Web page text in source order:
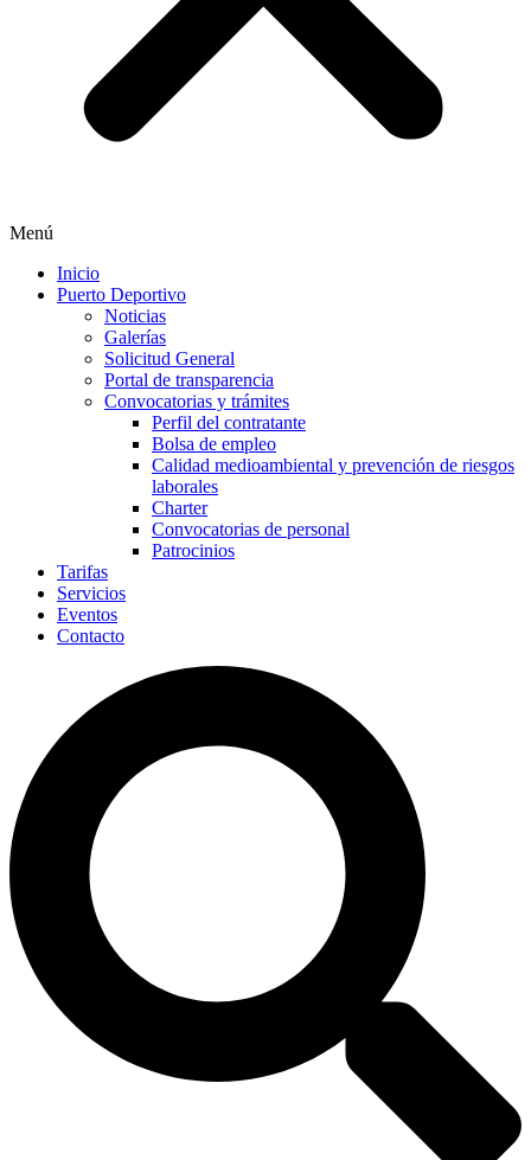
Menú
Inicio
Puerto Deportivo
Noticias
Galerías
Solicitud General
Portal de transparencia
Convocatorias y trámites
Perfil del contratante
Bolsa de empleo
Calidad medioambiental y prevención de riesgos
laborales
Charter
Convocatorias de personal
Patrocinios
Tarifas
Servicios
Eventos
Contacto